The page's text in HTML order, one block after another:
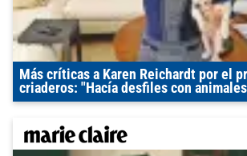
Más críticas a Karen Reichardt por el
criaderos: "Hacía desfiles con